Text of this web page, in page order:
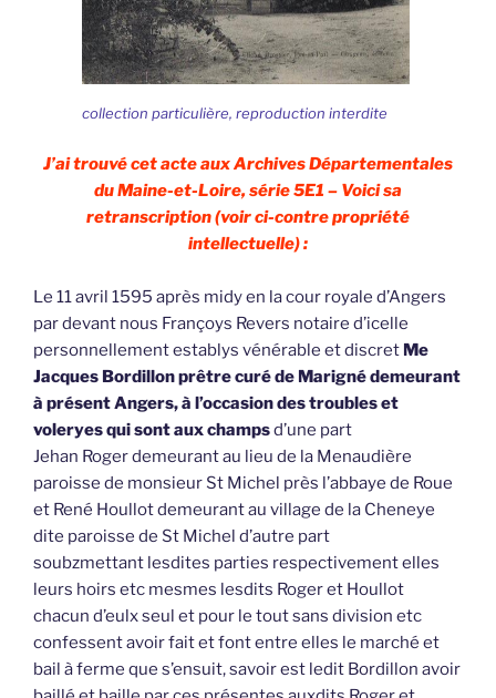
collection particulière, reproduction interdite
J’ai trouvé cet acte aux Archives Départementales
du Maine-et-Loire, série 5E1 – Voici sa
retranscription (voir ci-contre propriété
intellectuelle) :
Le 11 avril 1595 après midy en la cour royale d’Angers
par devant nous Françoys Revers notaire d’icelle
personnellement establys vénérable et discret Me
Jacques Bordillon prêtre curé de Marigné demeurant
à présent Angers, à l’occasion des troubles et
voleryes qui sont aux champsd’une part
Jehan Roger demeurant au lieu de la Menaudière
paroisse de monsieur St Michel près l’abbaye de Roue
et René Houllot demeurant au village de la Cheneye
dite paroisse de St Michel d’autre part
soubzmettant lesdites parties respectivement elles
leurs hoirs etc mesmes lesdits Roger et Houllot
chacun d’eulx seul et pour le tout sans division etc
confessent avoir fait et font entre elles le marché et
bail à ferme que s’ensuit, savoir est ledit Bordillon avoir